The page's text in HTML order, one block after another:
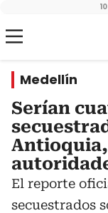
Medellín
Serían
El reporte
secuestrados